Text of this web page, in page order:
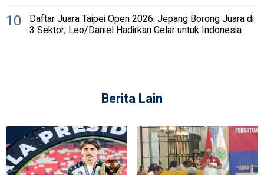
10 Daftar Juara Taipei Open 2026: Jepang Borong Juara di
3 Sektor, Leo/Daniel Hadirkan Gelar untuk Indonesia
Berita Lain